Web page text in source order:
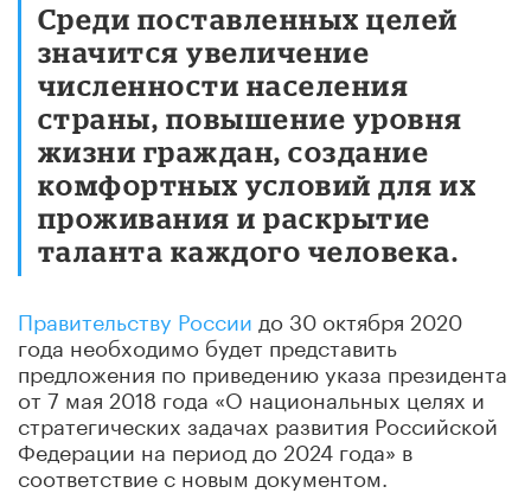
Среди поставленных целей
значится увеличение
численности населения
страны, повышение уровня
жизни граждан, создание
комфортных условий для их
проживания и раскрытие
таланта каждого человека.
Правительству России до 30 октября 2020
года необходимо будет представить
предложения по приведению указа президента
от 7 мая 2018 года «О национальных целях и
стратегических задачах развития Российской
Федерации на период до 2024 года» в
соответствие с новым документом.